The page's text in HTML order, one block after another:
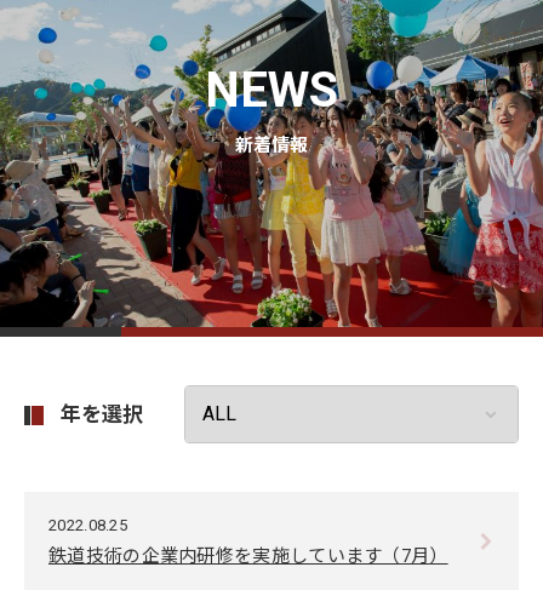
NEWS
新着情報
年を選択
2022.08.25
鉄道技術の企業内研修を実施しています（7月）